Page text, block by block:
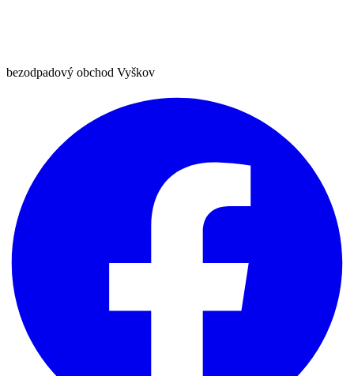
bezodpadový obchod Vyškov